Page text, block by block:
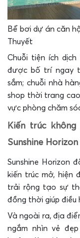
Bể bơi dự án căn
Thuyết
Chuỗi tiện ích
được bố trí ngay
sắm; chuỗi nhà
shop thời trang
vực phòng chăm
Kiến trúc
Sunshine
Sunshine Horizon
kiến trúc mở, hiện
trải rộng tạo sự
đồng thời giúp điều
Và ngoài ra, địa
ngắm nhìn vẻ